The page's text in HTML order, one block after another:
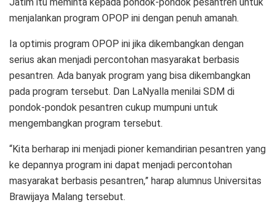
menjalankan program OPOP ini dengan penuh amanah.
Ia optimis program OPOP ini jika dikembangkan dengan
serius akan menjadi percontohan masyarakat berbasis
pesantren. Ada banyak program yang bisa dikembangkan
pada program tersebut. Dan LaNyalla menilai SDM di
pondok-pondok pesantren cukup mumpuni untuk
mengembangkan program tersebut.
“Kita berharap ini menjadi pioner kemandirian pesantren yang
ke depannya program ini dapat menjadi percontohan
masyarakat berbasis pesantren,” harap alumnus Universitas
Brawijaya Malang tersebut.